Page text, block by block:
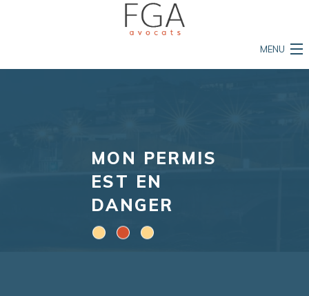
MENU
Ma vie est en danger
MON PERMIS
EST EN
DANGER